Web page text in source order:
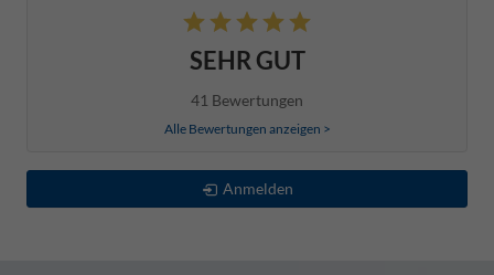
SEHR GUT
41 Bewertungen
Alle Bewertungen anzeigen >
Anmelden